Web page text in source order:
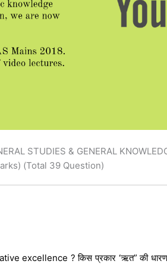
STUDIES & GENERAL
(Total 39 Question)
? किस प्रकार ‘ऋत” की धारणा